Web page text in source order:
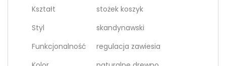
Kształt
stożek koszyk
Styl
skandynawski
Funkcjonalność
regulacja zawiesia